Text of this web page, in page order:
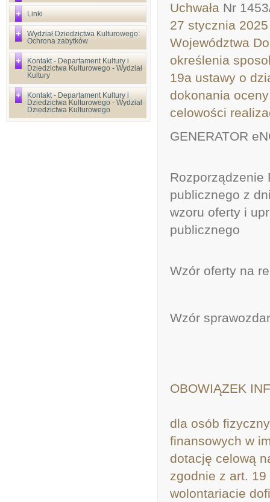
Linki
Wydział Dziedzictwa Kulturowego:
Ochrona zabytków
Kontakt - Departament Kultury i
Dziedzictwa Kulturowego - Wydział
Kultury
Kontakt - Departament Kultury i
Dziedzictwa Kulturowego - Wydział
Dziedzictwa Kulturowego
Uchwała Nr
27 stycznia
Województwa
określenia
19a ustawy o
dokonania
celowości
GENERATOR
Rozporządzenie
publicznego z
wzoru oferty i
publicznego
Wzór oferty na
Wzór
OBOWIĄZEK
dla osób
finansowych w
dotację celową
zgodnie z art.
wolontariacie